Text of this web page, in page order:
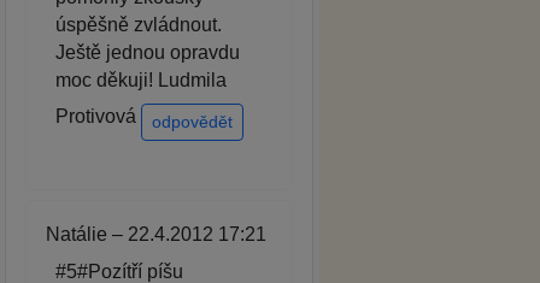
úspěšně zvládnout.
Ještě jednou opravdu
moc děkuji! Ludmila
Protivová
odpovědět
Natálie – 22.4.2012 17:21
#5#Pozítří píšu